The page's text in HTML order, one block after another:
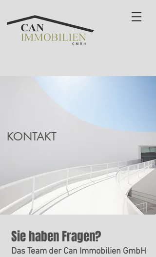
Sie haben Fragen?
Das Team der Can Immobilien GmbH
KONTAKT